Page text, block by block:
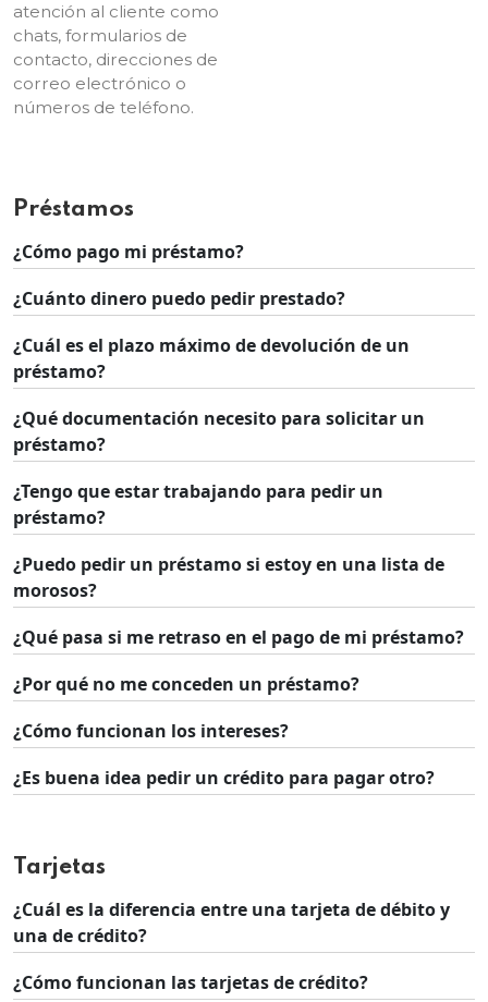
atención al cliente como
chats, formularios de
contacto, direcciones de
correo electrónico o
números de teléfono.
Préstamos
¿Cómo pago mi préstamo?
¿Cuánto dinero puedo pedir prestado?
¿Cuál es el plazo máximo de devolución de un
préstamo?
¿Qué documentación necesito para solicitar un
préstamo?
¿Tengo que estar trabajando para pedir un
préstamo?
¿Puedo pedir un préstamo si estoy en una lista de
morosos?
¿Qué pasa si me retraso en el pago de mi préstamo?
¿Por qué no me conceden un préstamo?
¿Cómo funcionan los intereses?
¿Es buena idea pedir un crédito para pagar otro?
Tarjetas
¿Cuál es la diferencia entre una tarjeta de débito y
una de crédito?
¿Cómo funcionan las tarjetas de crédito?